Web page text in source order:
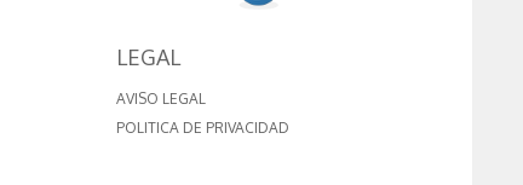
LEGAL
AVISO LEGAL
POLITICA DE PRIVACIDAD